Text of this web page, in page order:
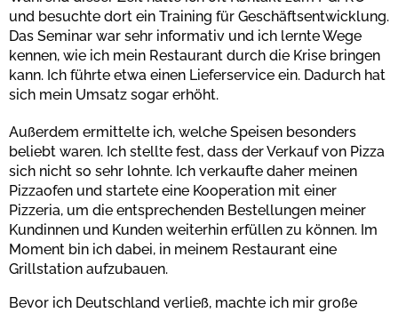
und besuchte dort ein Training für Geschäftsentwicklung.
Das Seminar war sehr informativ und ich lernte Wege
kennen, wie ich mein Restaurant durch die Krise bringen
kann. Ich führte etwa einen Lieferservice ein. Dadurch hat
sich mein Umsatz sogar erhöht.
Außerdem ermittelte ich, welche Speisen besonders
beliebt waren. Ich stellte fest, dass der Verkauf von Pizza
sich nicht so sehr lohnte. Ich verkaufte daher meinen
Pizzaofen und startete eine Kooperation mit einer
Pizzeria, um die entsprechenden Bestellungen meiner
Kundinnen und Kunden weiterhin erfüllen zu können. Im
Moment bin ich dabei, in meinem Restaurant eine
Grillstation aufzubauen.
Bevor ich Deutschland verließ, machte ich mir große